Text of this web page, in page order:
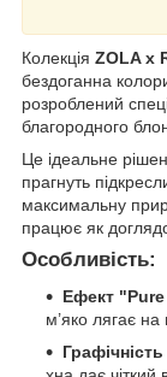
Колекція ZOLA x
бездоганна
розроблений
благородного
Це ідеальне
прагнуть
максимальну
працює як
Особливість:
Ефект
м’яко лягає на
Графічність